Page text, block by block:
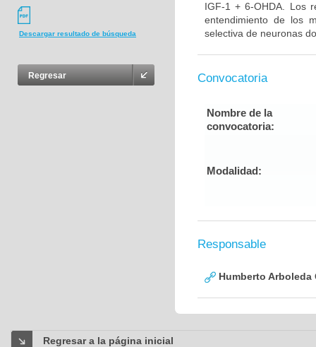
Descargar resultado de búsqueda
Regresar
IGF-1 + 6-OHDA. Los
entendimiento de los
selectiva de neuronas
Convocatoria
Nombre de la
convocatoria:
Modalidad:
Responsable
Humberto Arboleda
Regresar a la página inicial